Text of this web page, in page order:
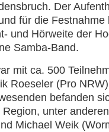
Der
für die Festnahme
und Hörweite der
Samba-Band.
mit ca. 500
Roeseler (Pro
befanden
unter
Michael Weik